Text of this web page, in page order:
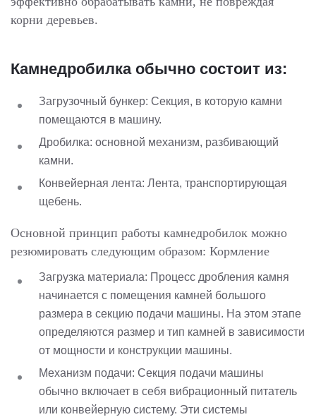
корни деревьев.
Камнедробилка обычно состоит из:
Загрузочный бункер: Секция, в которую камни
помещаются в машину.
Дробилка: основной механизм, разбивающий
камни.
Конвейерная лента: Лента, транспортирующая
щебень.
Основной принцип работы камнедробилок можно
резюмировать следующим образом: Кормление
Загрузка материала: Процесс дробления камня
начинается с помещения камней большого
размера в секцию подачи машины. На этом этапе
определяются размер и тип камней в зависимости
от мощности и конструкции машины.
Механизм подачи: Секция подачи машины
обычно включает в себя вибрационный питатель
или конвейерную систему. Эти системы